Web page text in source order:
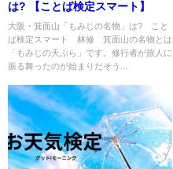
は? 【ことば検定スマート】
大阪・箕面山「もみじの名物」は? こと
ば検定スマート 林修 箕面山の名物とは
「もみじの天ぷら」です。修行者が旅人に
振る舞ったのが始まりだそう...